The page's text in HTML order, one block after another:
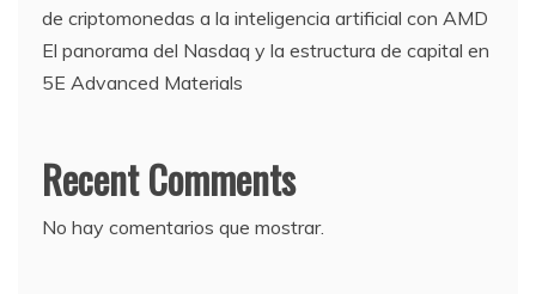
de criptomonedas a la inteligencia artificial con AMD
El panorama del Nasdaq y la estructura de capital en
5E Advanced Materials
Recent Comments
No hay comentarios que mostrar.